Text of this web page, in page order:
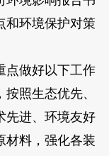
和环境保护对策
做好以下工作
照生态优先、
先进、环境友好
材料，强化各装